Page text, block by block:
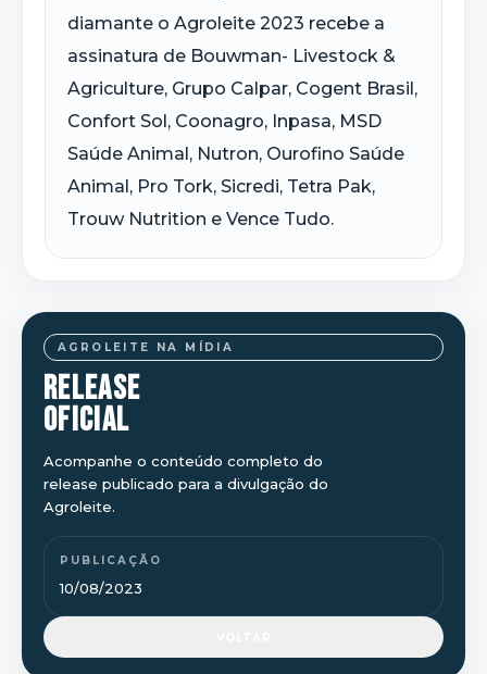
AGROLEITE NA MÍDIA
RELEASE
OFICIAL
Acompanhe o conteúdo completo do
release publicado para a divulgação do
Agroleite.
PUBLICAÇÃO
10/08/2023
diamante o Agroleite 2023 recebe a
assinatura de Bouwman- Livestock &
Agriculture, Grupo Calpar, Cogent Brasil,
Confort Sol, Coonagro, Inpasa, MSD
Saúde Animal, Nutron, Ourofino Saúde
Animal, Pro Tork, Sicredi, Tetra Pak,
Trouw Nutrition e Vence Tudo.